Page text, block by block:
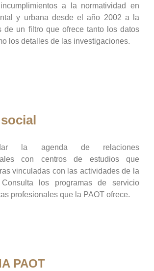
a la normatividad en
y urbana desde el año 2002 a la
de un filtro que ofrece tanto los datos
los detalles de las investigaciones.
la agenda de relaciones
con centros de estudios que
vinculadas con las actividades de la
Consulta los programas de servicio
profesionales que la PAOT ofrece.
PAOT